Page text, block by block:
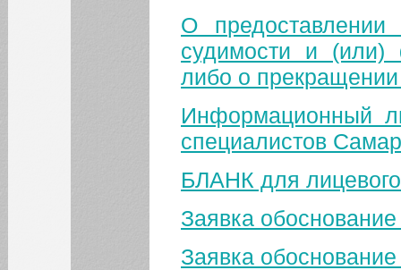
О предоставлении
судимости и (или)
либо о прекращении
Информационный
специалистов
БЛАНК для
Заявка
Заявка